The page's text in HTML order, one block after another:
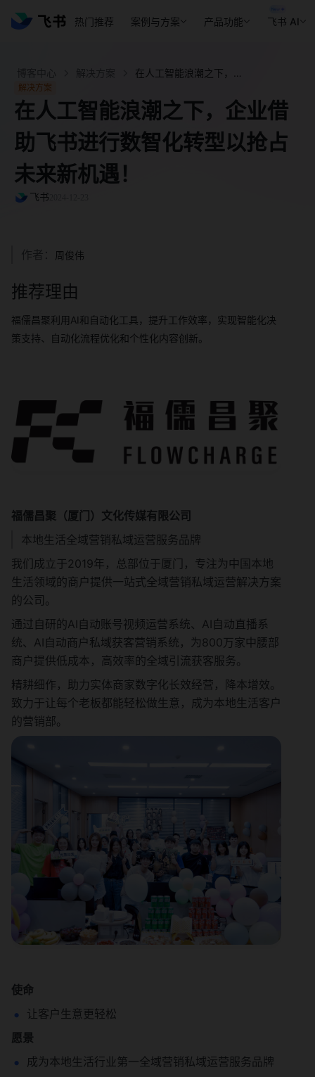
热门推荐 案例与方案 产品功能 飞书 AI
解决方案
在人工智能浪潮之下，企业借
助飞书进行数智化转型以抢占
未来新机遇！
飞书
作者： 周俊伟
推荐理由
福儒昌聚利用AI和自动化工具，提升工作效率，实现智能化决
策支持、自动化流程优化和个性化内容创新。
福儒昌聚（厦门）文化传媒有限公司
本地生活全域营销私域运营服务品牌
我们成立于2019年，总部位于厦门，专注为中国本地
生活领域的商户提供一站式全域营销私域运营解决方案
的公司。
通过自研的AI自动账号视频运营系统、AI自动直播系
统、AI自动商户私域获客营销系统，为800万家中腰部
商户提供低成本，高效率的全域引流获客服务。
精耕细作，助力实体商家数字化长效经营，降本增效。
致力于让每个老板都能轻松做生意，成为本地生活客户
的营销部。
使命
让客户生意更轻松
愿景
成为本地生活行业第一全域营销私域运营服务品牌